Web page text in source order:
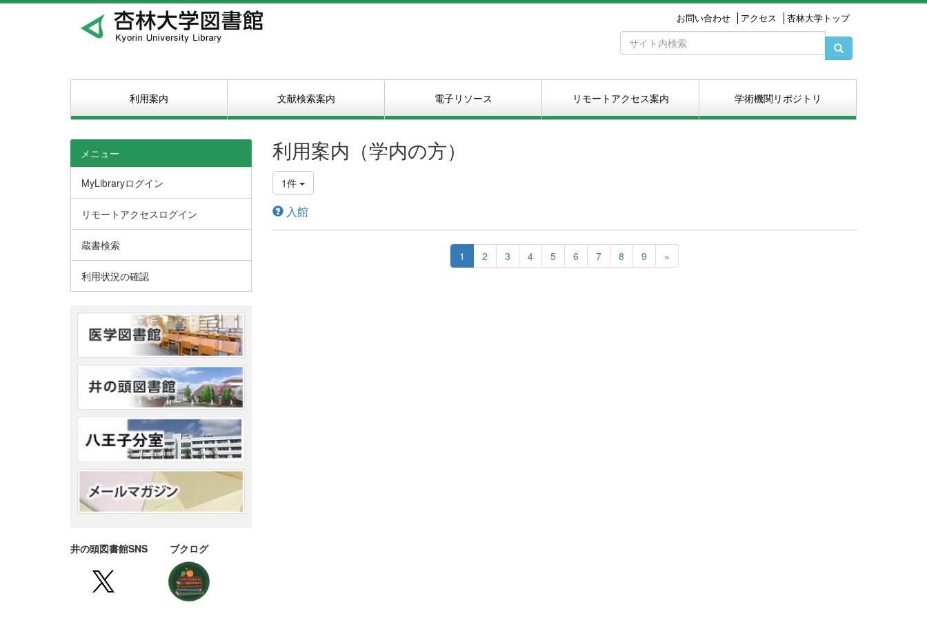
お問い合わせ アクセス 杏林大学トップ
利用案内 文献検索案内 電子リソース リモートアクセス案内 学術機関リポジトリ
利用案内（学内の方）
1件
入館
1 2 3 4 5 6 7 8 9 »
メニュー
MyLibraryログイン
リモートアクセスログイン
蔵書検索
利用状況の確認
井の頭図書館SNS ブクログ